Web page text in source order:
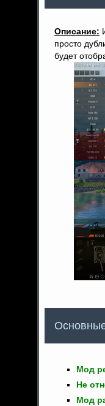
Описание:
просто
будет
Mод
Не
Мод